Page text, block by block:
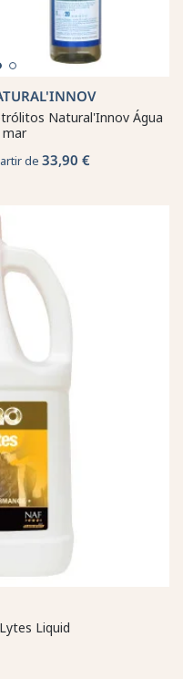
Natural'Innov Água
de 33,90 €
Liquid